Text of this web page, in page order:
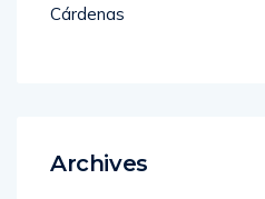
Cárdenas
Archives